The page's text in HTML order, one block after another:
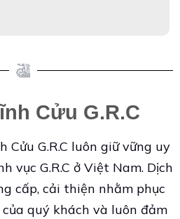
Cửu G.R.C
Cửu G.R.C luôn giữ vững uy
vục G.R.C ở Việt Nam. Dịch
cấp, cải thiện nhằm phục
quý khách và luôn đảm